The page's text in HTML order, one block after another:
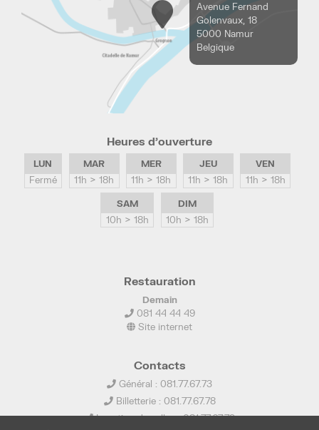
Avenue Fernand
Golenvaux, 18
5000 Namur
Belgique
Heures d’ouverture
LUN
Fermé
MAR
11h > 18h
MER
11h > 18h
JEU
11h > 18h
VEN
11h > 18h
SAM
10h > 18h
DIM
10h > 18h
Restauration
Demain
081 44 44 49
Site internet
Contacts
Général : 081.77.67.73
Billetterie : 081.77.67.78
Location de salles : 081.77.67.79